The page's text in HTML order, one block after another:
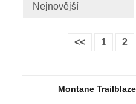
Nejnovější
<< 1 2
Montane